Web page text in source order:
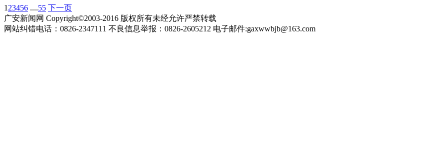
1 23456 ....55 下一页
广安新闻网 Copyright©2003-2016 版权所有未经允许严禁转载
网站纠错电话：0826-2347111 不良信息举报：0826-2605212 电子邮件:gaxwwbjb@163.com